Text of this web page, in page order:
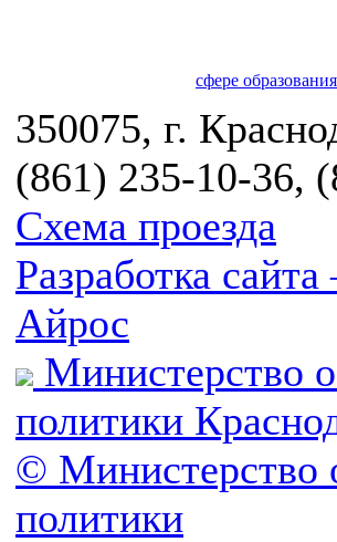
сфере
350075, г.
(861) 235-10-36,
Схема проезда
Разработка
Айрос
Министерство
политики
© Министерство
политики